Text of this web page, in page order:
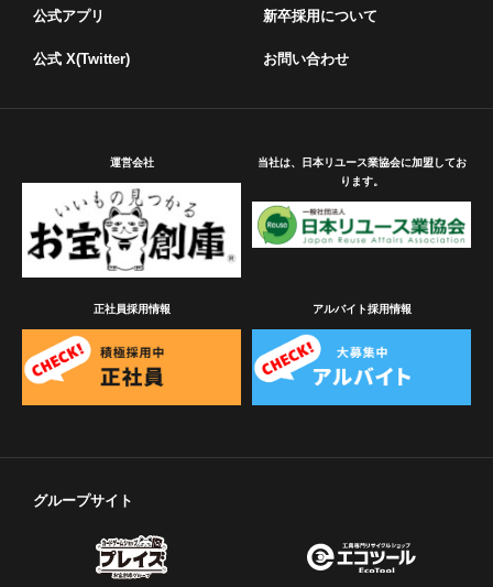
公式アプリ
公式 X(Twitter)
新卒採用について
お問い合わせ
運営会社
当社は、日本リユース業協会に加盟してお
ります。
正社員採用情報 アルバイト採用情報
グループサイト